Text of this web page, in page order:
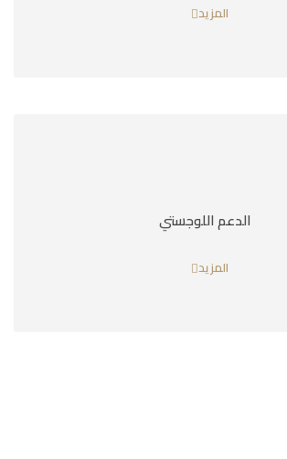
المزيد
الدعم اللوجستي
المزيد